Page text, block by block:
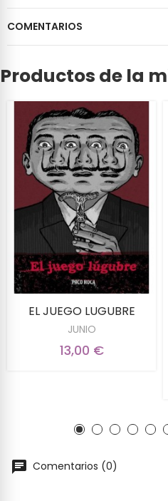
COMENTARIOS
Productos de la
EL JUEGO LUGUBRE
JUNIO
13,00 €
Comentarios (0)